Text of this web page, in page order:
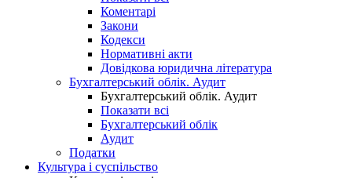
Коментарі
Закони
Кодекси
Нормативні акти
Довідкова юридична література
Бухгалтерський облік. Аудит
Бухгалтерський облік. Аудит
Показати всі
Бухгалтерський облік
Аудит
Податки
Культура і суспільство